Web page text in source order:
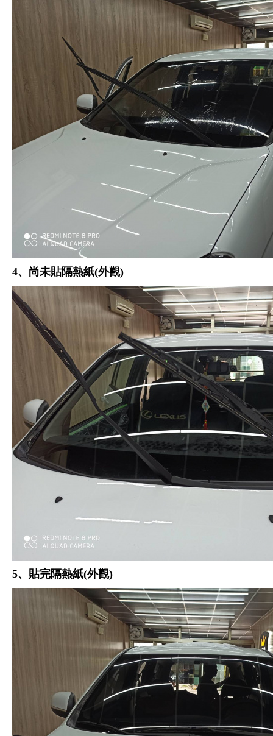
4、尚未貼隔熱紙(外觀)
5、貼完隔熱紙(外觀)